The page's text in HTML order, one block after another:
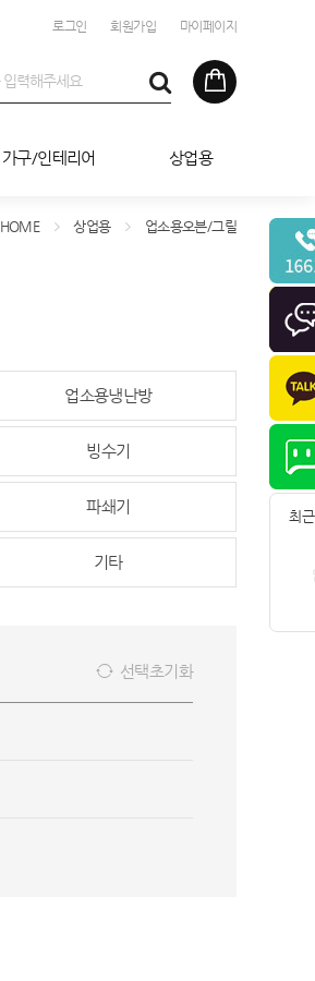
로그인 회원가입 마이페이지
가구/인테리어 상업용
최
HOME 상업용 업소용오븐/그릴
업소용냉난방
빙수기
파쇄기
기타
선택초기화